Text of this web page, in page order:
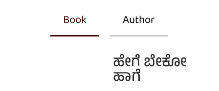
Book Author
ಹೇಗೆ ಬೇಕೋ
ಹಾಗೆ